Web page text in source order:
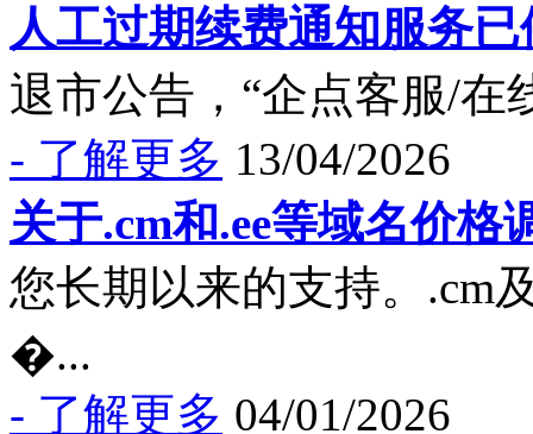
人工过期续费通知服务已
退市公告，“企点客服/
- 了解更多 13/04/2026
关于.cm和.ee等域名价格
您长期以来的支持。.cm
�...
- 了解更多 04/01/2026